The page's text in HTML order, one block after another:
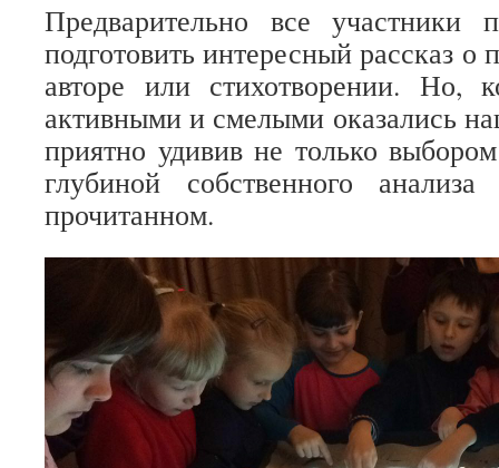
Предварительно все участники
подготовить интересный рассказ
авторе или стихотворении. Но,
активными и смелыми оказались
приятно удивив не только
глубиной собственного
прочитанном.